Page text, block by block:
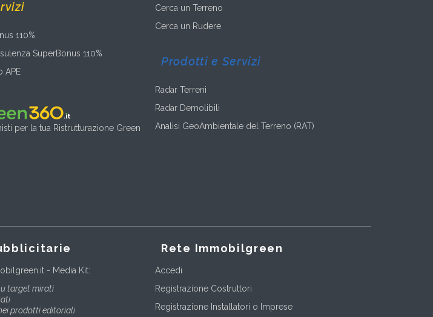
110%
SuperBonus 110%
APE
per la tua Ristrutturazione Green
Cerca un Terreno
Cerca un Rudere
Prodotti e Servizi
Radar Terreni
Radar Demolibili
Analisi GeoAmbientale del Terreno (RAT)
- Media Kit:
target mirati
prodotti editoriali
Rete Immobilgreen
Accedi
Registrazione Costruttori
Registrazione Installatori o Imprese